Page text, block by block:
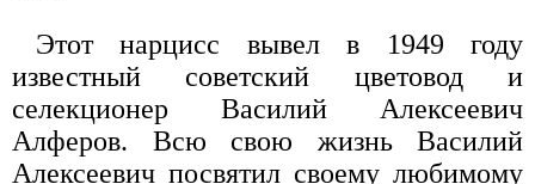
Этот нарцисс вывел в 1949 году
известный советский цветовод и
селекционер Василий Алексеевич
Алферов. Всю свою жизнь Василий
Алексеевич посвятил своему любимому